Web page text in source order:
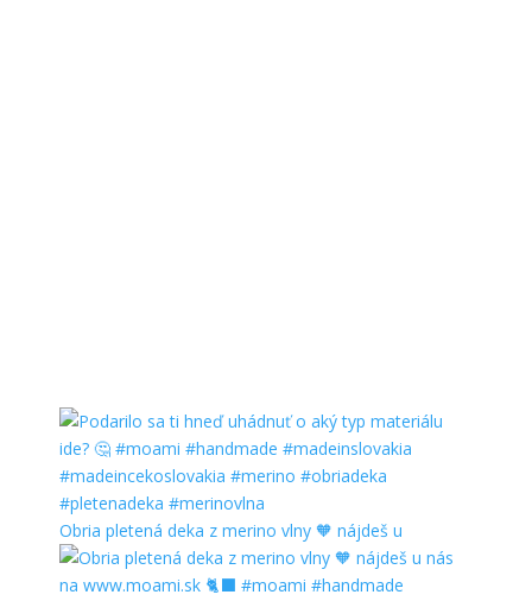
Obria pletená deka z merino vlny 🧡 nájdeš u